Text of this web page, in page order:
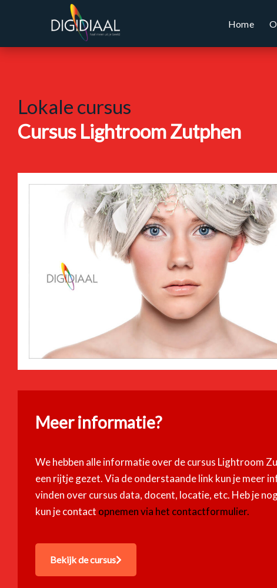
Home
Lokale cursus
Cursus Lightroom Zutphen
Meer informatie?
We hebben alle informatie over de cursus Lightroom
een rijtje gezet. Via de onderstaande link kun je meer
vinden over cursus data, docent, locatie, etc. Heb je
kun je contact opnemen via het contactformulier.
Bekijk de cursus